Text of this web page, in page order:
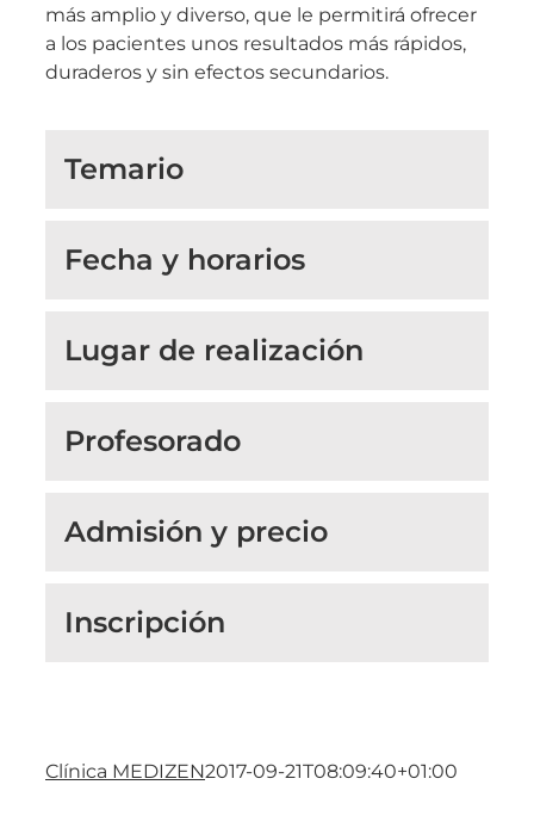
más amplio y diverso, que le permitirá ofrecer
a los pacientes unos resultados más rápidos,
duraderos y sin efectos secundarios.
Temario
Fecha y horarios
Lugar de realización
Profesorado
Admisión y precio
Inscripción
Clínica MEDIZEN2017-09-21T08:09:40+01:00